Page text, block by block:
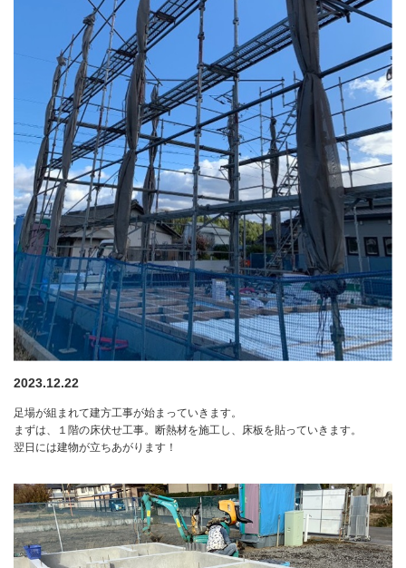
2023.12.22
足場が組まれて建方工事が始まっていきます。
まずは、１階の床伏せ工事。断熱材を施工し、床板を貼っていきます。
翌日には建物が立ちあがります！